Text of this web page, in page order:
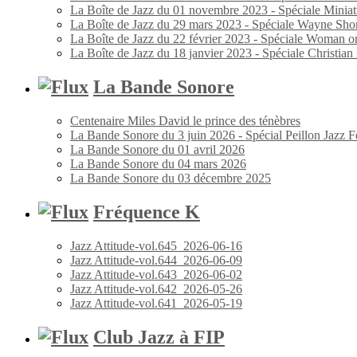
La Boîte de Jazz du 01 novembre 2023 - Spéciale
La Boîte de Jazz du 29 mars 2023 - Spéciale Wayne
La Boîte de Jazz du 22 février 2023 - Spéciale Woman
La Boîte de Jazz du 18 janvier 2023 - Spéciale Christian
La Bande Sonore
Centenaire Miles David le prince des ténèbres
La Bande Sonore du 3 juin 2026 - Spécial Peillon Jazz
La Bande Sonore du 01 avril 2026
La Bande Sonore du 04 mars 2026
La Bande Sonore du 03 décembre 2025
Fréquence K
Jazz Attitude-vol.645_2026-06-16
Jazz Attitude-vol.644_2026-06-09
Jazz Attitude-vol.643_2026-06-02
Jazz Attitude-vol.642_2026-05-26
Jazz Attitude-vol.641_2026-05-19
Club Jazz à FIP